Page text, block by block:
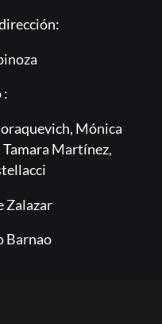
:
Mónica
Martínez,
Zalazar
Barnao